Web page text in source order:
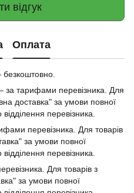
відгук
Оплата
безкоштовно.
тарифами перевізника. Для
доставка" за умови повної
перевізника.
перевізника. Для товарів
за умови повної
перевізника.
Для товарів з
за умови повної